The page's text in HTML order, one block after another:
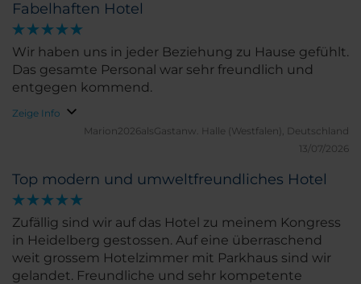
Fabelhaften Hotel
Wir haben uns in jeder Beziehung zu Hause gefühlt.
Das gesamte Personal war sehr freundlich und
entgegen kommend.
Zeige Info
Marion2026alsGastanw. Halle (Westfalen), Deutschland
13/07/2026
Top modern und umweltfreundliches Hotel
Zufällig sind wir auf das Hotel zu meinem Kongress
in Heidelberg gestossen. Auf eine überraschend
weit grossem Hotelzimmer mit Parkhaus sind wir
gelandet. Freundliche und sehr kompetente